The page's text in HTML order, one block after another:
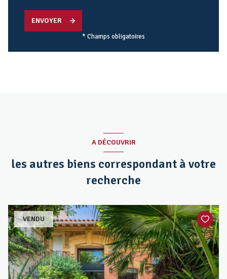
ENVOYER
* Champs obligatoires
A DÉCOUVRIR
les autres biens correspondant à votre
recherche
VENDU